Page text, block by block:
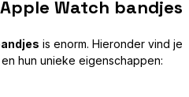
Watch bandjes
is enorm. Hieronder vind je
hun unieke eigenschappen: